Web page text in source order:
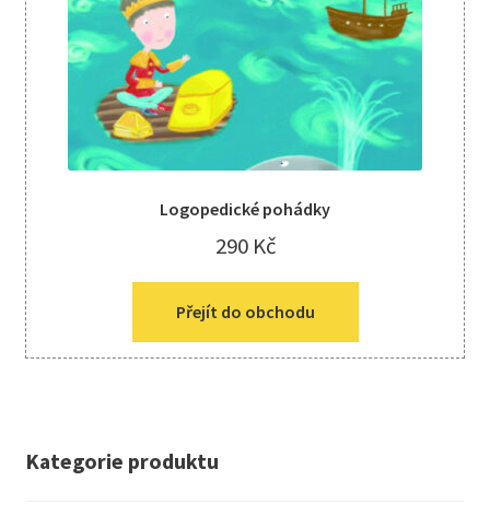
Logopedické pohádky
290 Kč
Přejít do obchodu
Kategorie produktu